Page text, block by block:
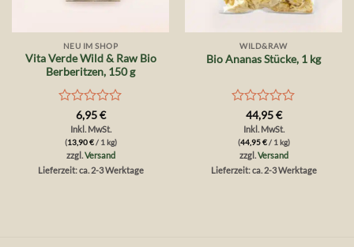
NEU IM SHOP
Vita Verde Wild & Raw Bio
Berberitzen, 150 g
Bewertet
mit
0
von
6,95€
Inkl. MwSt.
(13,90€/ 1 kg)
zzgl. Versand
Lieferzeit: ca. 2-3 Werktage
WILD&RAW
Bio Ananas Stücke, 1 kg
Bewertet
mit
0
von
44,95€
Inkl. MwSt.
(44,95€/ 1 kg)
zzgl. Versand
Lieferzeit: ca. 2-3 Werktage